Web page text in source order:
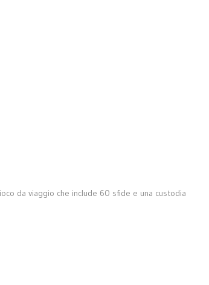
da viaggio che include 60 sfide e una custodia